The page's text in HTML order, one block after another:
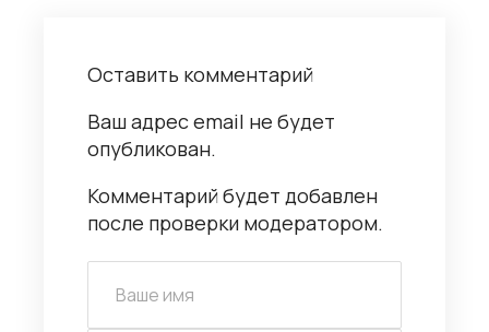
Оставить комментарий
Ваш адрес email не будет
опубликован.
Комментарий будет добавлен
после проверки модератором.